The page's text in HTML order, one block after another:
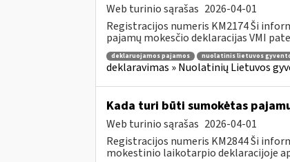
Web turinio sąrašas 2026-04-01
Registracijos numeris KM2174 Ši
pajamų mokesčio deklaracijas VMI
deklaruojamos pajamos nuolatinis lietuvos
deklaravimas » Nuolatinių Lietuvos
Kada turi būti sumokėtas
Web turinio sąrašas 2026-04-01
Registracijos numeris KM2844 Ši
mokestinio laikotarpio deklaracijoje